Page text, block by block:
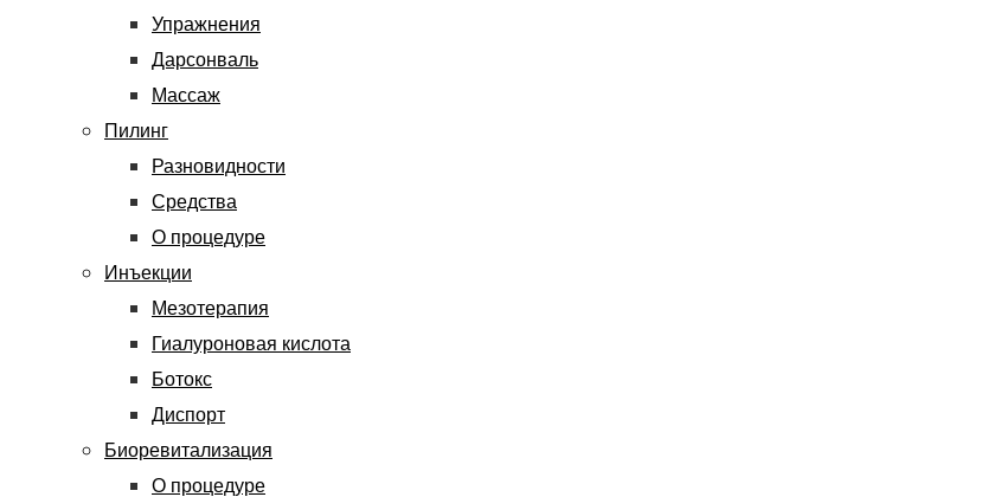
Упражнения
Дарсонваль
Массаж
Пилинг
Разновидности
Средства
О процедуре
Инъекции
Мезотерапия
Гиалуроновая кислота
Ботокс
Диспорт
Биоревитализация
О процедуре